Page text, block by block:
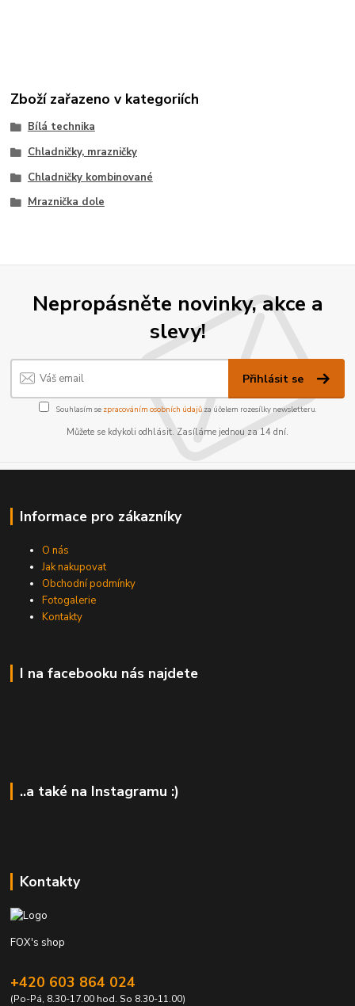
Zboží zařazeno v kategoriích
Bílá technika
Chladničky, mrazničky
Chladničky kombinované
Mraznička dole
Nepropásněte novinky, akce a
slevy!
Přihlásit se
Souhlasím se zpracováním osobních údajůza účelem rozesílky newsletteru.
Můžete se kdykoli odhlásit. Zasíláme jednou za 14 dní.
Informace pro zákazníky
O nás
Jak nakupovat
Obchodní podmínky
Fotogalerie
Kontakty
I na facebooku nás najdete
..a také na Instagramu :)
Kontakty
FOX's shop
+420 603 864 024
(Po-Pá, 8.30-17.00 hod. So 8.30-11.00)